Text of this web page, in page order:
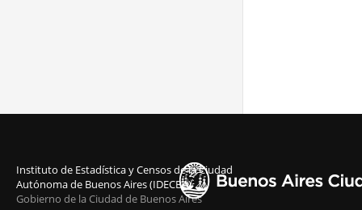
Instituto de Estadística y Censos de la Ciudad
Autónoma de Buenos Aires (IDECBA)
Gobierno de la Ciudad de Buenos Aires